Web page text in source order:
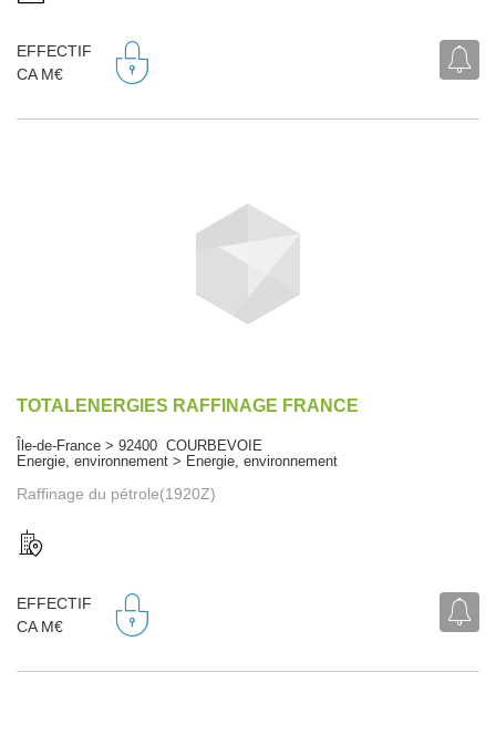
EFFECTIF
CA M€
TOTALENERGIES RAFFINAGE FRANCE
Île-de-France > 92400 COURBEVOIE
Energie, environnement > Energie, environnement
Raffinage du pétrole(1920Z)
EFFECTIF
CA M€